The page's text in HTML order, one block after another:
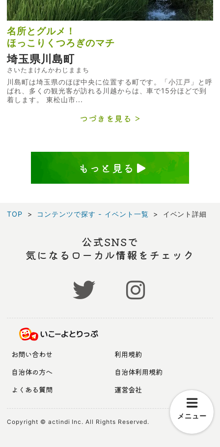
名所とグルメ！
ほっこりくつろぎのマチ
埼玉県川島町
さいたまけんかわじままち
川島町は埼玉県のほぼ中央に位置する町です。「小江戸」と呼
ばれ、多くの観光客が訪れる川越からは、車で15分ほどで到
着します。 東松山市...
つづきを見る
もっと見る
TOP コンテンツで探す - イベント一覧 イベント詳細
メニュー
公式SNSで
気になるローカル情報をチェック
お問い合わせ
利用規約
自治体の方へ
自治体利用規約
よくある質問
運営会社
Copyright © actindi Inc. All Rights Reserved.